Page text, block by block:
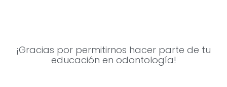
¡Gracias por permitirnos hacer parte de tu
educación en odontología!